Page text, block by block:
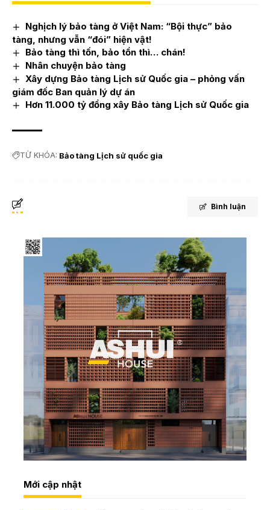
Nghịch lý bảo tàng ở Việt Nam: “Bội thực” bảo
tàng, nhưng vẫn “đói” hiện vật!
Bảo tàng thì tốn, bảo tồn thì… chán!
Nhân chuyện bảo tàng
Xây dựng Bảo tàng Lịch sử Quốc gia – phỏng vấn
giám đốc Ban quản lý dự án
Hơn 11.000 tỷ đồng xây Bảo tàng Lịch sử Quốc gia
TỪ KHÓA: Bảo tàng Lịch sử quốc gia
Bình luận
Mới cập nhật